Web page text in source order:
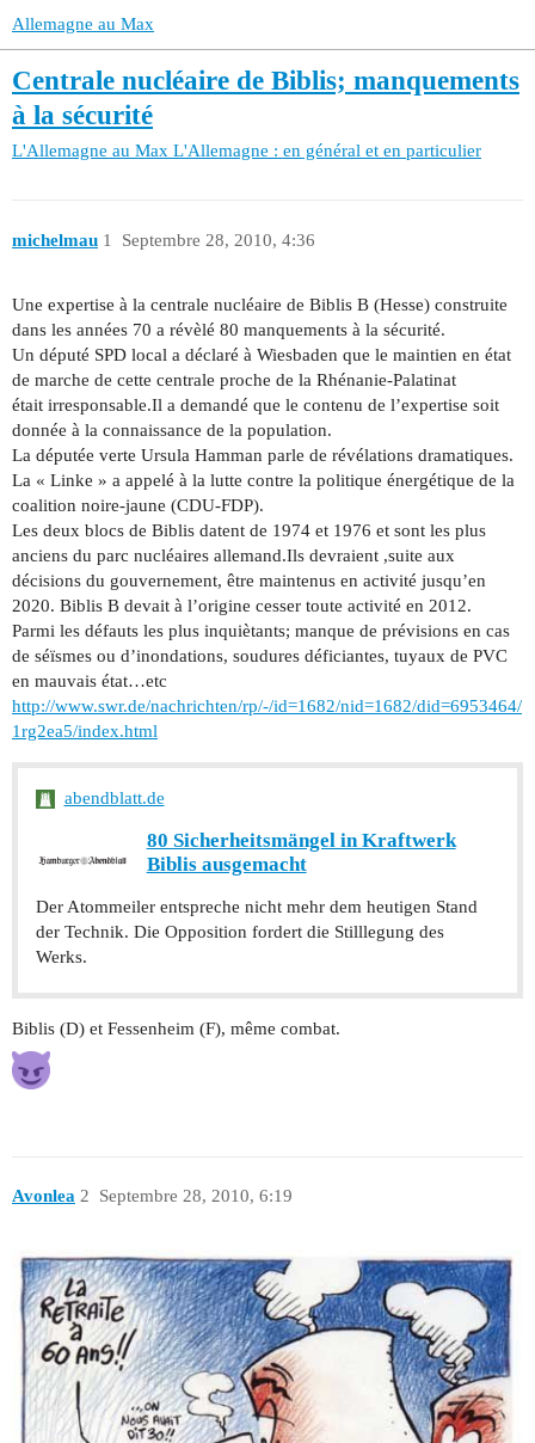
Allemagne au Max
Centrale nucléaire de Biblis; manquements
à la sécurité
L'Allemagne au Max L'Allemagne : en général et en particulier
michelmau Septembre 28, 2010, 4:36
1
Une expertise à la centrale nucléaire de Biblis B (Hesse) construite
dans les années 70 a révèlé 80 manquements à la sécurité.
Un député SPD local a déclaré à Wiesbaden que le maintien en état
de marche de cette centrale proche de la Rhénanie-Palatinat
était irresponsable.Il a demandé que le contenu de l’expertise soit
donnée à la connaissance de la population.
La députée verte Ursula Hamman parle de révélations dramatiques.
La « Linke » a appelé à la lutte contre la politique énergétique de la
coalition noire-jaune (CDU-FDP).
Les deux blocs de Biblis datent de 1974 et 1976 et sont les plus
anciens du parc nucléaires allemand.Ils devraient ,suite aux
décisions du gouvernement, être maintenus en activité jusqu’en
2020. Biblis B devait à l’origine cesser toute activité en 2012.
Parmi les défauts les plus inquiètants; manque de prévisions en cas
de séïsmes ou d’inondations, soudures déficiantes, tuyaux de PVC
en mauvais état…etc
http://www.swr.de/nachrichten/rp/-/id=1682/nid=1682/did=6953464/
1rg2ea5/index.html
abendblatt.de
80 Sicherheitsmängel in Kraftwerk
Biblis ausgemacht
Der Atommeiler entspreche nicht mehr dem heutigen Stand
der Technik. Die Opposition fordert die Stilllegung des
Werks.
Biblis (D) et Fessenheim (F), même combat.
Avonlea Septembre 28, 2010, 6:19
2